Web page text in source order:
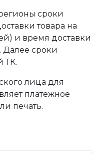
сроки
товара на
и время доставки
Далее сроки
ТК.
лица для
платежное
печать.